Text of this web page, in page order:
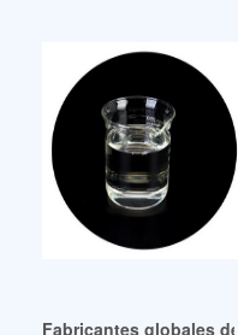
Fabricantes globales